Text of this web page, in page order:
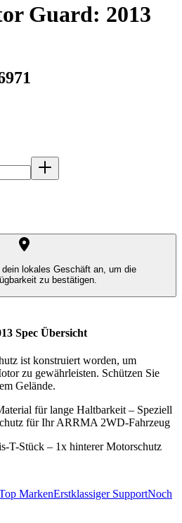
Guard: 2013
dein lokales Geschäft an, um die
zu bestätigen.
Spec Übersicht
ist konstruiert worden, um
zu gewährleisten. Schützen Sie
Gelände.
für lange Haltbarkeit – Speziell
für Ihr ARRMA 2WD-Fahrzeug
T-Stück – 1x hinterer Motorschutz
MarkenErstklassiger SupportNoch